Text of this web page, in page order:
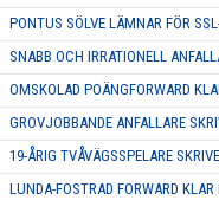
PONTUS SÖLVE LÄMNAR FÖR
SNABB OCH IRRATIONELL
OMSKOLAD POÄNGFORWARD
GROVJOBBANDE ANFALLARE
19-ÅRIG TVÅVÄGSSPELARE
LUNDA-FOSTRAD FORWARD